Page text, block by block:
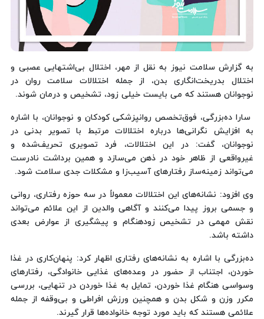
به گزارش سلامت نیوز به نقل از مهر، اختلال بی‌اشتهایی عصبی و
اختلال بدریخت‌انگاری بدن، از جمله اختلالات سلامت روان در
نوجوانان هستند که می بایست خیلی زود، تشخیص و درمان شوند.
سارا ده‌بزرگی، فوق‌تخصص روانپزشکی کودکان و نوجوانان، با اشاره
به افزایش نگرانی‌ها درباره اختلالات مرتبط با تصویر بدنی در
نوجوانان، گفت: در این اختلالات، فرد تصویری تحریف‌شده و
غیرواقعی از ظاهر خود در ذهن می‌سازد و همین برداشت نادرست
می‌تواند زمینه‌ساز رفتارهای آسیب‌زا و مشکلات جدی سلامت شود.
وی افزود: نشانه‌های این اختلالات معمولاً در سه حوزه رفتاری، روانی
و جسمی بروز پیدا می‌کنند و آگاهی والدین از این علائم می‌تواند
نقش مهمی در تشخیص زودهنگام و پیشگیری از عوارض بعدی
داشته باشد.
ده‌بزرگی با اشاره به نشانه‌های رفتاری اظهار کرد: پنهان‌کاری در غذا
خوردن، اجتناب از حضور در وعده‌های غذایی خانوادگی، رفتارهای
وسواسی هنگام غذا خوردن، تمایل به غذا خوردن در تنهایی، بررسی
مکرر وزن و شکل بدن و همچنین ورزش افراطی و بی‌وقفه از جمله
علائمی هستند که باید مورد توجه خانواده‌ها قرار گیرند.